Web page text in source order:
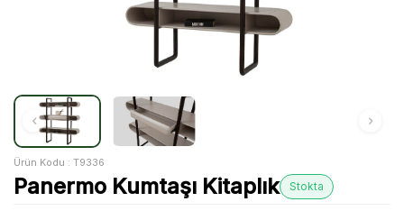
Ürün Kodu : T9336
Panermo Kumtaşı Kitaplık Stokta